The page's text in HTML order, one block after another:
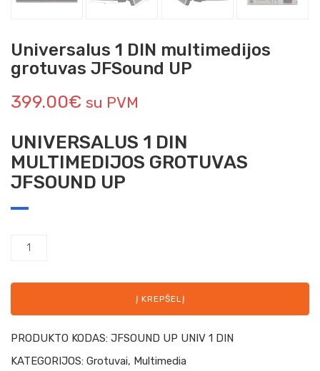
Universalus 1 DIN multimedijos
grotuvas JFSound UP
399.00€ su PVM
UNIVERSALUS 1 DIN
MULTIMEDIJOS GROTUVAS
JFSOUND UP
Į KREPŠELĮ
PRODUKTO KODAS: JFSOUND UP UNIV 1 DIN
KATEGORIJOS: Grotuvai, Multimedia